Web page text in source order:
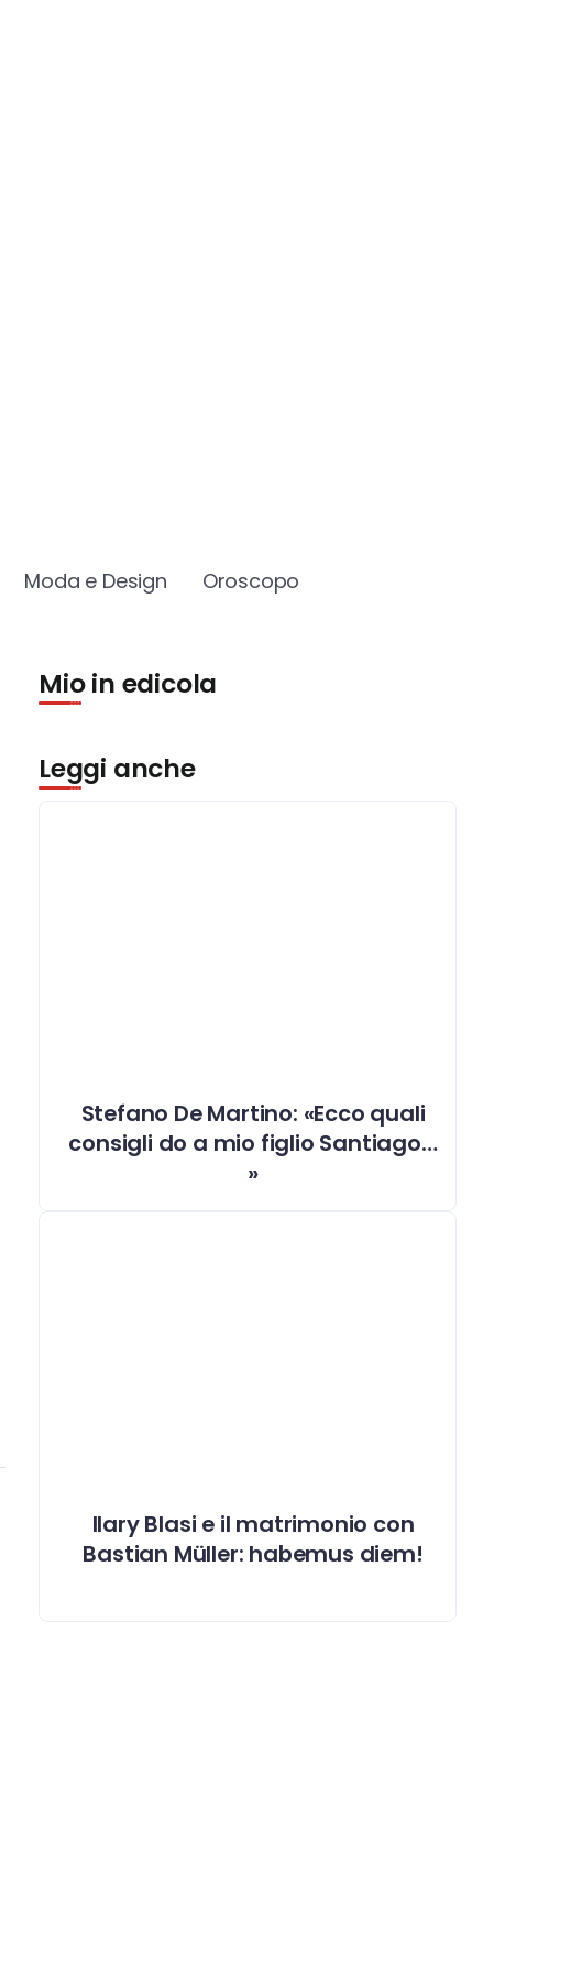
Moda e Design Oroscopo
Mio in edicola
Leggi anche
Stefano De Martino: «Ecco quali
consigli do a mio figlio Santiago…
»
Ilary Blasi e il matrimonio con
Bastian Müller: habemus diem!